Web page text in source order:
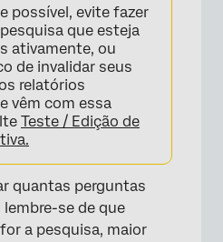
×
possível, evite fazer
que esteja
ativamente, ou
de invalidar seus
relatórios
vêm com essa
Teste / Edição de
quantas perguntas
se de que
a pesquisa, maior